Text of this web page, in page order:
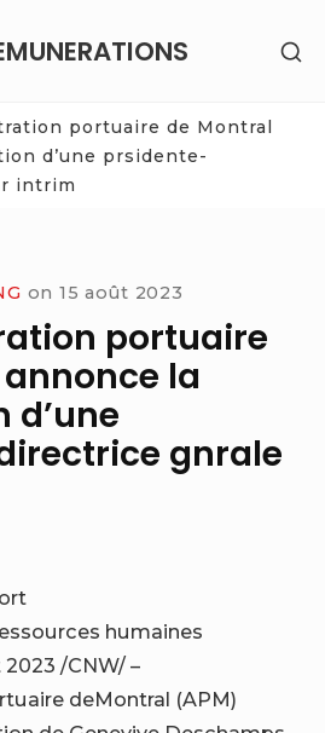
portuaire de Montral
d’une prsidente-
intrim
on 15 août 2023
portuaire
la
gnrale
humaines
2023 /CNW/ –
deMontral (APM)